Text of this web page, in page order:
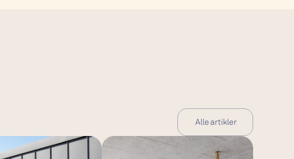
Alle artikler